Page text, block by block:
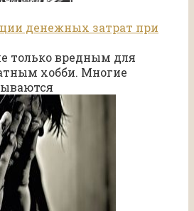
денежных затрат при
только вредным для
хобби. Многие